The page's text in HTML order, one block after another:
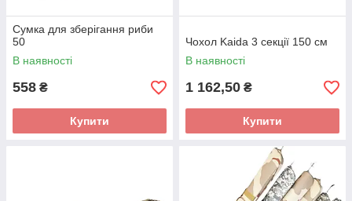
Сумка для зберігання риби
50
В наявності
558 ₴
Купити
Чохол Kaida 3 секції 150 см
В наявності
1 162,50 ₴
Купити